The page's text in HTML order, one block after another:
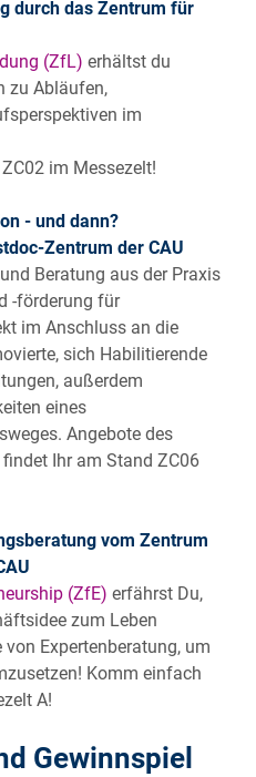
durch das Zentrum für
(ZfL) erhältst du
zu Abläufen,
im
im Messezelt!
- und dann?
Zentrum der CAU
Beratung aus der Praxis
-förderung für
im Anschluss an die
sich Habilitierende
außerdem
eines
Angebote des
findet Ihr am Stand ZC06
vom Zentrum
(ZfE) erfährst Du,
zum Leben
Expertenberatung, um
Komm einfach
A!
Gewinnspiel